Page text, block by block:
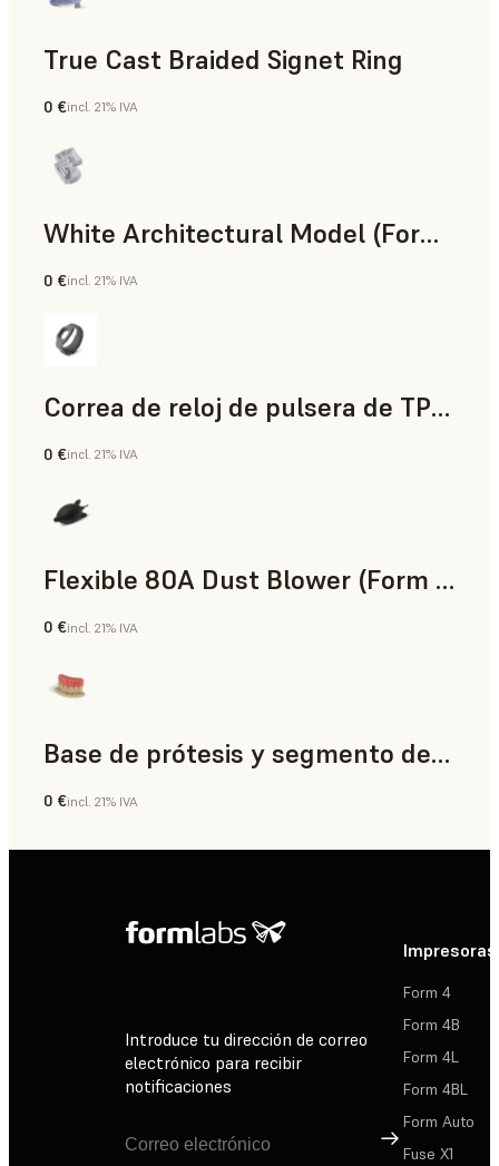
True Cast Braided Signet Ring
Joyería
0 €incl. 21% IVA
White Architectural Model (Form 4)
Estándar
0 €incl. 21% IVA
Correa de reloj de pulsera de TPU 90A Powder
Polvo para SLS
0 €incl. 21% IVA
Flexible 80A Dust Blower (Form 4)
0 €incl. 21% IVA
Base de prótesis y segmento de diente
Odontología
0 €incl. 21% IVA
Introduce tu dirección de correo
electrónico para recibir
notificaciones
Suscribirse
Impresoras
Form 4
Form 4B
Form 4L
Form 4BL
Form Auto
Fuse X1